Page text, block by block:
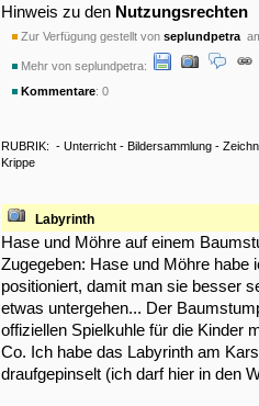
Hinweis zu den Nutzungsrechten
Zur Verfügung gestellt von seplundpetra
Mehr von seplundpetra:
Kommentare: 0
RUBRIK: - Unterricht - Bildersammlung -
Krippe
Labyrinth
Hase und Möhre auf einem
Zugegeben: Hase und Möhre habe
positioniert, damit man sie besser
etwas untergehen... Der
offiziellen Spielkuhle für die Kinder
Co. Ich habe das Labyrinth am
draufgepinselt (ich darf hier in den